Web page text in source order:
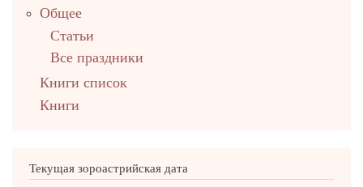
Общее
Статьи
Все праздники
Книги список
Книги
Текущая зороастрийская дата